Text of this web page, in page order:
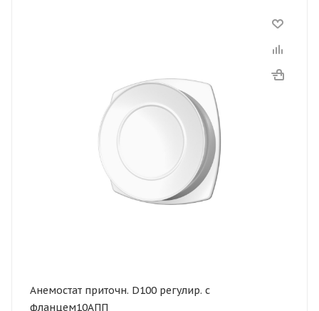
Анемостат приточн. D100 регулир. с
фланцем10АПП